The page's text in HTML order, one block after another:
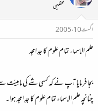
محفلین
اگست 10، 2005
علم الاسماء تمام علوم کا جدِ امجد
بجا فرمایا آپ نے کہ کسی شے کی
چنانچہ علم الاسماء تمام علوم کا جدِ امجد ہوا۔